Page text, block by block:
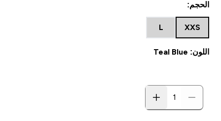
الحجم:
XXS
L
اللون: Teal Blue